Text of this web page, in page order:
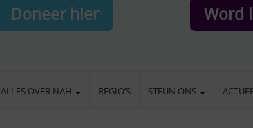
Doneer hier Word
ALLES OVER NAH REGIO’S STEUN ONS